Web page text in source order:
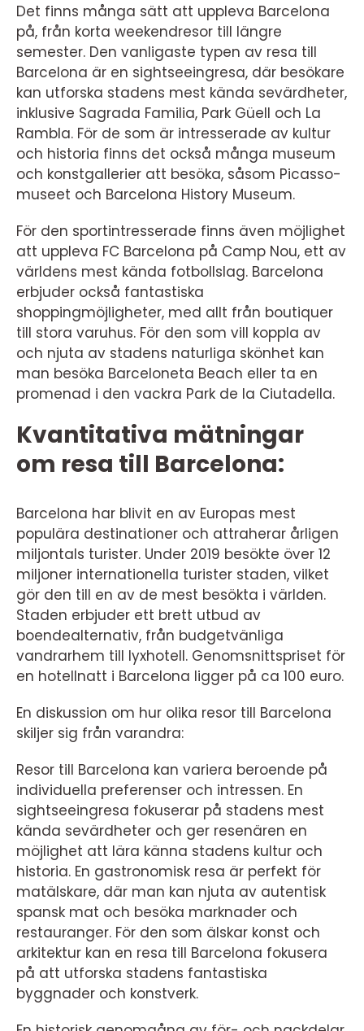
Det finns många sätt att uppleva Barcelona
på, från korta weekendresor till längre
semester. Den vanligaste typen av resa till
Barcelona är en sightseeingresa, där besökare
kan utforska stadens mest kända sevärdheter,
inklusive Sagrada Familia, Park Güell och La
Rambla. För de som är intresserade av kultur
och historia finns det också många museum
och konstgallerier att besöka, såsom Picasso-
museet och Barcelona History Museum.
För den sportintresserade finns även möjlighet
att uppleva FC Barcelona på Camp Nou, ett av
världens mest kända fotbollslag. Barcelona
erbjuder också fantastiska
shoppingmöjligheter, med allt från boutiquer
till stora varuhus. För den som vill koppla av
och njuta av stadens naturliga skönhet kan
man besöka Barceloneta Beach eller ta en
promenad i den vackra Park de la Ciutadella.
Kvantitativa mätningar
om resa till Barcelona:
Barcelona har blivit en av Europas mest
populära destinationer och attraherar årligen
miljontals turister. Under 2019 besökte över 12
miljoner internationella turister staden, vilket
gör den till en av de mest besökta i världen.
Staden erbjuder ett brett utbud av
boendealternativ, från budgetvänliga
vandrarhem till lyxhotell. Genomsnittspriset för
en hotellnatt i Barcelona ligger på ca 100 euro.
En diskussion om hur olika resor till Barcelona
skiljer sig från varandra:
Resor till Barcelona kan variera beroende på
individuella preferenser och intressen. En
sightseeingresa fokuserar på stadens mest
kända sevärdheter och ger resenären en
möjlighet att lära känna stadens kultur och
historia. En gastronomisk resa är perfekt för
matälskare, där man kan njuta av autentisk
spansk mat och besöka marknader och
restauranger. För den som älskar konst och
arkitektur kan en resa till Barcelona fokusera
på att utforska stadens fantastiska
byggnader och konstverk.